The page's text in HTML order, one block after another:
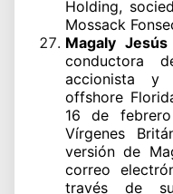
Holding,
Mossack
Magaly
conductora
accionista y
offshore
16 de
Vírgenes
versión de
correo
través de